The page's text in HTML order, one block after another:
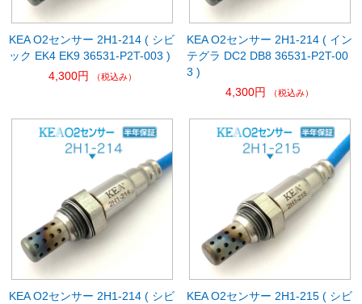
KEA O2センサー 2H1-214 ( シビ
ック EK4 EK9 36531-P2T-003 )
4,300円
（税込み）
KEA O2センサー 2H1-214 ( イン
テグラ DC2 DB8 36531-P2T-00
3 )
4,300円
（税込み）
KEA O2センサー 2H1-214 ( シビ
KEA O2センサー 2H1-215 ( シビ